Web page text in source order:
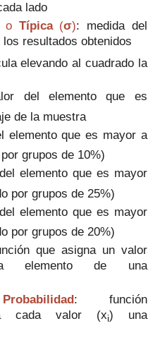
lado
o Típica (σ): medida del
resultados obtenidos
elevando al cuadrado la
del elemento que es
de la muestra
elemento que es mayor a
grupos de 10%)
elemento que es mayor
por grupos de 25%)
elemento que es mayor
por grupos de 20%)
que asigna un valor
elemento de una
: función
cada valor (xi) una